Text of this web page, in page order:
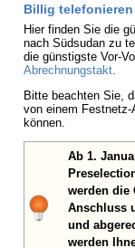
Billig telefonieren
Hier finden Sie die
nach Südsudan zu
die günstigste Vor-
Abrechnungstakt
Bitte beachten Sie,
von einem
können.
Ab 1.
werden die
Anschluss
und
werden